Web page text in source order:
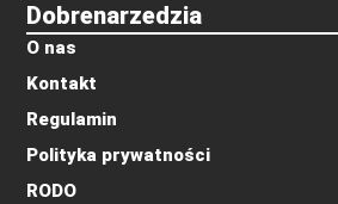
Dobrenarzedzia
O nas
Kontakt
Regulamin
Polityka prywatności
RODO